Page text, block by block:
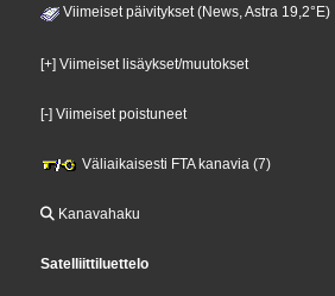
Viimeiset päivitykset (News, Astra 19,2°E)
[+] Viimeiset lisäykset/muutokset
[-] Viimeiset poistuneet
Väliaikaisesti FTA kanavia (7)
Kanavahaku
Satelliittiluettelo